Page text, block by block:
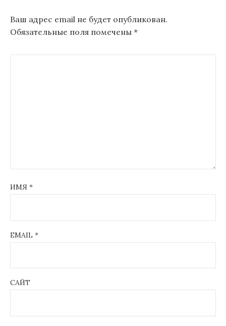
Ваш адрес email не будет опубликован.
Обязательные поля помечены *
ИМЯ *
EMAIL *
САЙТ